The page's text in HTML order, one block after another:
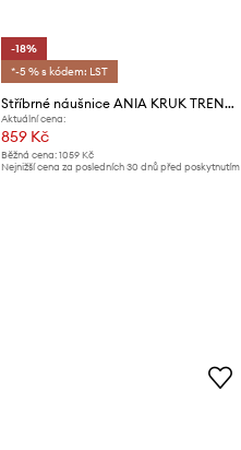
-18%
*-5 % s kódem: LST
Stříbrné náušnice ANIA KRUK TRENDY
Aktuální cena:
859 Kč
Běžná cena: 1059 Kč
Nejnižší cena za posledních 30 dnů před poskytnutím